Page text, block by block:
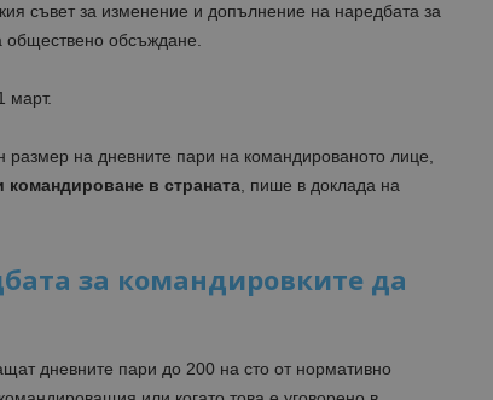
съвет за изменение и допълнение на наредбата за
обществено обсъждане.
март.
размер на дневните пари на командированото лице,
командироване в страната, пише в доклада на
за командировките да
дневните пари до 200 на сто от нормативно